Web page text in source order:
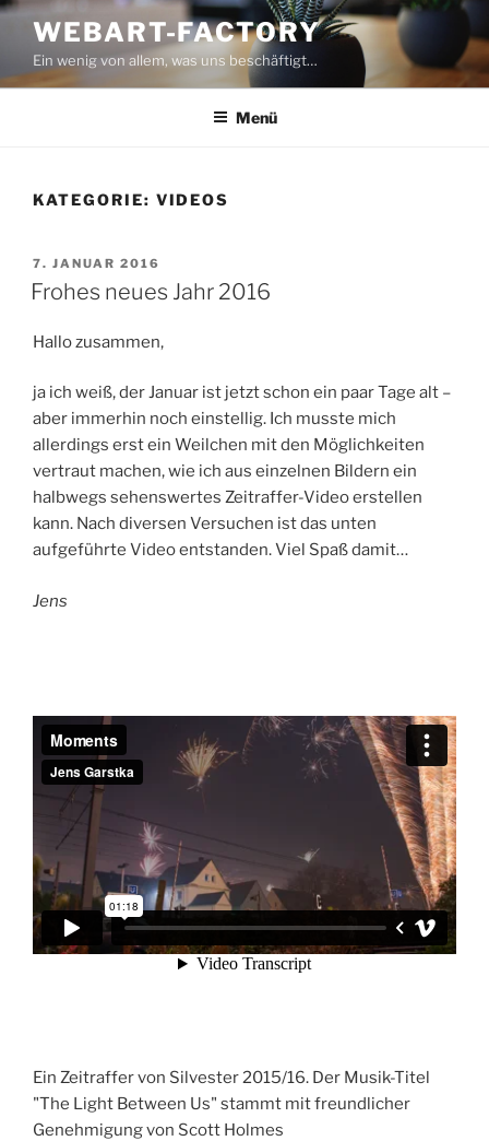
Zum
Inhalt
springen
WEBART-FACTORY
Ein wenig von allem, was uns beschäftigt…
Menü
KATEGORIE: VIDEOS
VERÖFFENTLICHT
AM
7. JANUAR 2016
Frohes neues Jahr 2016
Hallo zusammen,
ja ich weiß, der Januar ist jetzt schon ein paar Tage alt –
aber immerhin noch einstellig. Ich musste mich
allerdings erst ein Weilchen mit den Möglichkeiten
vertraut machen, wie ich aus einzelnen Bildern ein
halbwegs sehenswertes Zeitraffer-Video erstellen
kann. Nach diversen Versuchen ist das unten
aufgeführte Video entstanden. Viel Spaß damit…
Jens
Ein Zeitraffer von Silvester 2015/16. Der Musik-Titel
"The Light Between Us" stammt mit freundlicher
Genehmigung von Scott Holmes